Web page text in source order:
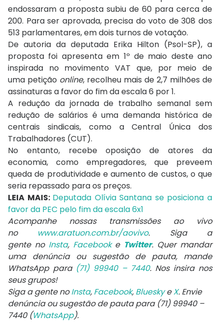
endossaram a proposta subiu de 60 para cerca de
200. Para ser aprovada, precisa do voto de 308 dos
513 parlamentares, em dois turnos de votação.
De autoria da deputada Erika Hilton (Psol-SP), a
proposta foi apresenta em 1º de maio deste ano
inspirada no movimento VAT que, por meio de
uma petição online, recolheu mais de 2,7 milhões de
assinaturas a favor do fim da escala 6 por 1.
A redução da jornada de trabalho semanal sem
redução de salários é uma demanda histórica de
centrais sindicais, como a Central Única dos
Trabalhadores (CUT).
No entanto, recebe oposição de atores da
economia, como empregadores, que preveem
queda de produtividade e aumento de custos, o que
seria repassado para os preços.
LEIA MAIS: Deputada Olívia Santana se posiciona a
favor da PEC pelo fim da escala 6x1
Acompanhe nossas transmissões ao vivo
no www.aratuon.com.br/aovivo. Siga a
gente no Insta, Facebooke Twitter. Quer mandar
uma denúncia ou sugestão de pauta, mande
WhatsApp para (71) 99940 – 7440. Nos insira nos
seus grupos!
Siga a gente noInsta, Facebook, BlueskyeX. Envie
denúncia ou sugestão de pauta para (71) 99940 –
7440 (WhatsApp).